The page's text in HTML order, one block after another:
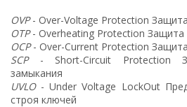
OVP- Over-Voltage Protection
OTP- Overheating Protection Защита
OCP- Over-Current Protection
SCP- Short-Circuit Protection
замыкания
UVLO- Under Voltage LockOut
строя ключей